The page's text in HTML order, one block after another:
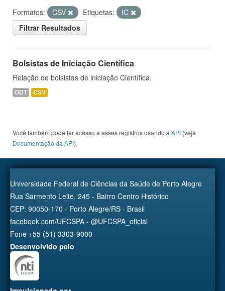
Formatos: CSV Etiquetas:
IC
Filtrar Resultados
Bolsistas de Iniciação Científica
Relação de bolsistas de iniciação Científica.
ODT CSV
Você também pode ter acesso a esses registros usando a API (veja
Documentação da API).
Universidade Federal de Ciências da Saúde de Porto Alegre
Rua Sarmento Leite, 245 - Bairro Centro Histórico
CEP: 90050-170 - Porto Alegre/RS - Brasil
facebook.com/UFCSPA - @UFCSPA_oficial
Fone +55 (51) 3303-9000
Desenvolvido pelo